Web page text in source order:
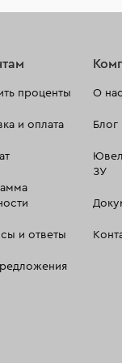
проценты
и оплата
и ответы
О нас
Блог
ЗУ